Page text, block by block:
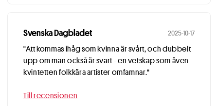
Svenska Dagbladet 2025-10-17
"Att kommas ihåg som kvinna är svårt, och dubbelt
upp om man också är svart - en vetskap som även
kvintetten folkkära artister omfamnar."
Till recensionen